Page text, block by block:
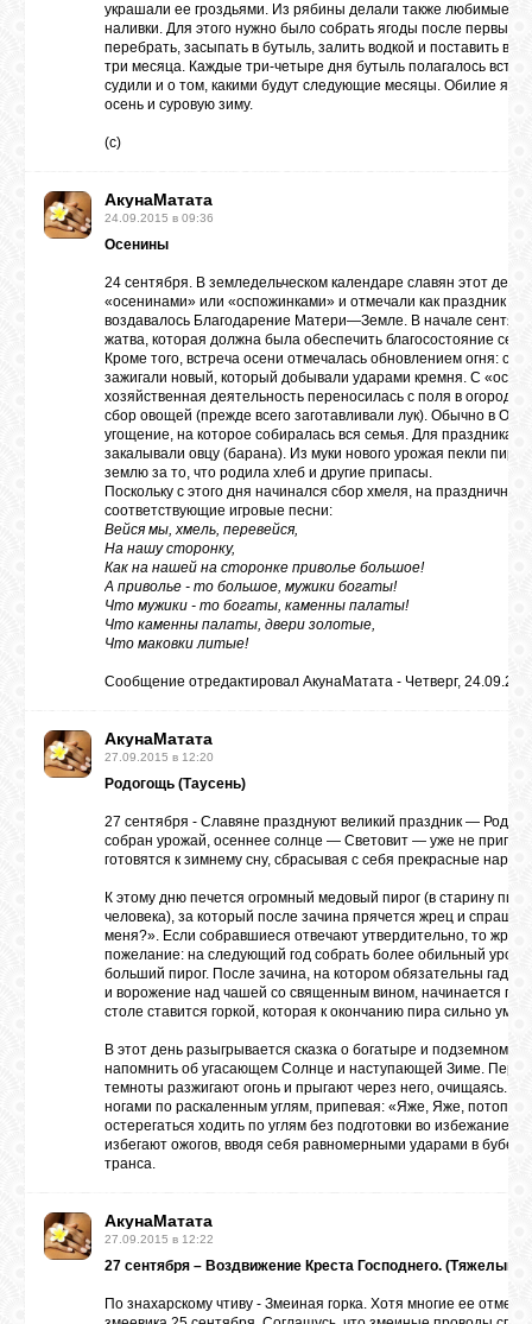
украшали ее гроздьями. Из рябины делали также любимые в
наливки. Для этого нужно было собрать ягоды после первых
перебрать, засыпать в бутыль, залить водкой и поставить в
три месяца. Каждые три-четыре дня бутыль полагалось
судили и о том, какими будут следующие месяцы. Обилие
осень и суровую зиму.
(с)
АкунаМатата
24.09.2015 в 09:36
Осенины
24 сентября. В земледельческом календаре славян этот день
«осенинами» или «оспожинками» и отмечали как праздник
воздавалось Благодарение Матери—Земле. В начале
жатва, которая должна была обеспечить благосостояние
Кроме того, встреча осени отмечалась обновлением огня:
зажигали новый, который добывали ударами кремня. С
хозяйственная деятельность переносилась с поля в огород
сбор овощей (прежде всего заготавливали лук). Обычно в
угощение, на которое собиралась вся семья. Для праздника
закалывали овцу (барана). Из муки нового урожая пекли
землю за то, что родила хлеб и другие припасы.
Поскольку с этого дня начинался сбор хмеля, на праздничном
соответствующие игровые песни:
Вейся мы, хмель, перевейся,
На нашу сторонку,
Как на нашей на сторонке приволье большое!
А приволье - то большое, мужики богаты!
Что мужики - то богаты, каменны палаты!
Что каменны палаты, двери золотые,
Что маковки литые!
Сообщение отредактировал АкунаМатата - Четверг,
АкунаМатата
27.09.2015 в 12:20
Родогощь (Таусень)
27 сентября - Славяне празднуют великий праздник —
собран урожай, осеннее солнце — Световит — уже не
готовятся к зимнему сну, сбрасывая с себя прекрасные
К этому дню печется огромный медовый пирог (в старину
человека), за который после зачина прячется жрец и
меня?». Если собравшиеся отвечают утвердительно, то жрец
пожелание: на следующий год собрать более обильный
больший пирог. После зачина, на котором обязательны
и ворожение над чашей со священным вином, начинается
столе ставится горкой, которая к окончанию пира сильно
В этот день разыгрывается сказка о богатыре и подземном
напомнить об угасающем Солнце и наступающей Зиме.
темноты разжигают огонь и прыгают через него, очищаясь.
ногами по раскаленным углям, припевая: «Яже, Яже,
остерегаться ходить по углям без подготовки во избежание
избегают ожогов, вводя себя равномерными ударами в бубен
транса.
АкунаМатата
27.09.2015 в 12:22
27 сентября – Воздвижение Креста Господнего. (Тяжелый
По знахарскому чтиву - Змеиная горка. Хотя многие ее